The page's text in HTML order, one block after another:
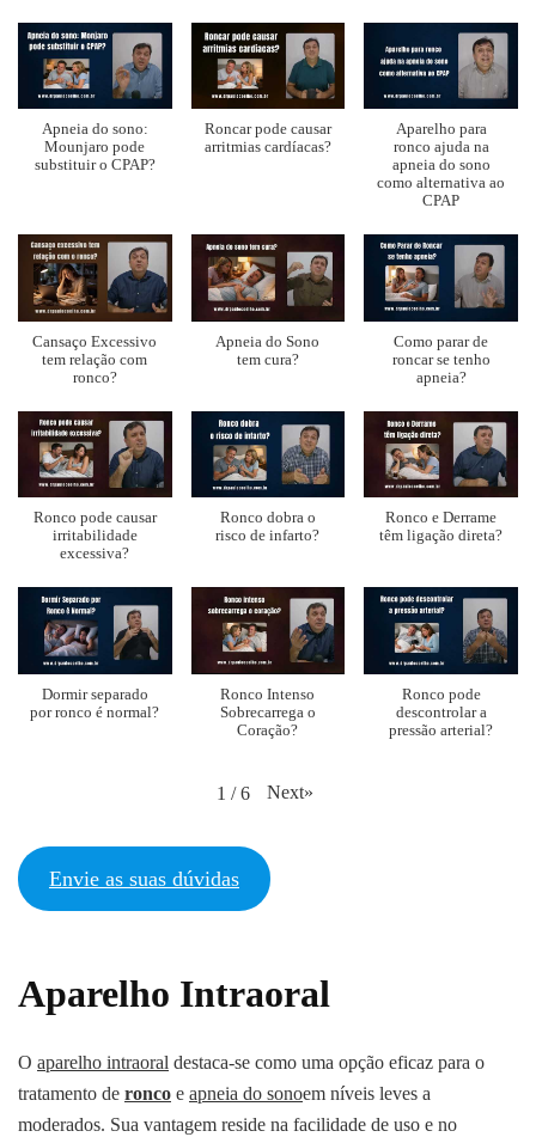
Apneia do sono:
Mounjaro pode
substituir o CPAP?
Roncar pode causar
arritmias cardíacas?
Aparelho para
ronco ajuda na
apneia do sono
como alternativa ao
CPAP
Cansaço Excessivo
tem relação com
ronco?
Apneia do Sono
tem cura?
Como parar de
roncar se tenho
apneia?
Ronco pode causar
irritabilidade
excessiva?
Ronco dobra o
risco de infarto?
Ronco e Derrame
têm ligação direta?
Dormir separado
por ronco é normal?
Ronco Intenso
Sobrecarrega o
Coração?
Ronco pode
descontrolar a
pressão arterial?
1 / 6 Next»
Envie as suas dúvidas
Aparelho Intraoral
O aparelho intraoral destaca-se como uma opção eficaz para o
tratamento de ronco e apneia do sonoem níveis leves a
moderados. Sua vantagem reside na facilidade de uso e no